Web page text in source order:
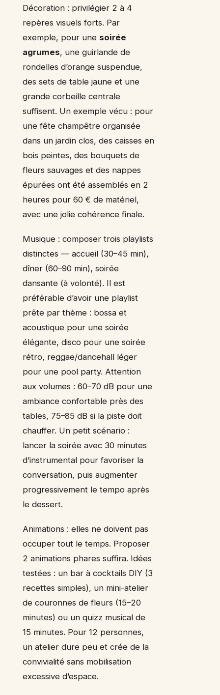
Décoration : privilégier 2 à 4
repères visuels forts. Par
exemple, pour une soirée
agrumes, une guirlande de
rondelles d’orange suspendue,
des sets de table jaune et une
grande corbeille centrale
suffisent. Un exemple vécu : pour
une fête champêtre organisée
dans un jardin clos, des caisses en
bois peintes, des bouquets de
fleurs sauvages et des nappes
épurées ont été assemblés en 2
heures pour 60 € de matériel,
avec une jolie cohérence finale.
Musique : composer trois playlists
distinctes — accueil (30–45 min),
dîner (60–90 min), soirée
dansante (à volonté). Il est
préférable d’avoir une playlist
prête par thème : bossa et
acoustique pour une soirée
élégante, disco pour une soirée
rétro, reggae/dancehall léger
pour une pool party. Attention
aux volumes : 60–70 dB pour une
ambiance confortable près des
tables, 75–85 dB si la piste doit
chauffer. Un petit scénario :
lancer la soirée avec 30 minutes
d’instrumental pour favoriser la
conversation, puis augmenter
progressivement le tempo après
le dessert.
Animations : elles ne doivent pas
occuper tout le temps. Proposer
2 animations phares suffira. Idées
testées : un bar à cocktails DIY (3
recettes simples), un mini-atelier
de couronnes de fleurs (15–20
minutes) ou un quizz musical de
15 minutes. Pour 12 personnes,
un atelier dure peu et crée de la
convivialité sans mobilisation
excessive d’espace.